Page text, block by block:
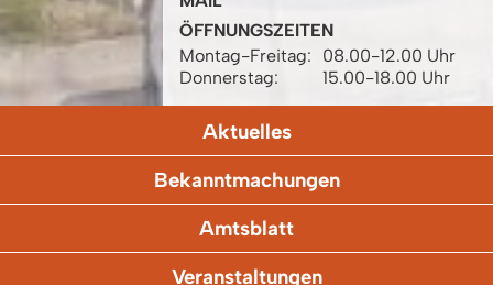
ÖFFNUNGSZEITEN
Montag-Freitag:
08.00-12.00 Uhr
Donnerstag:
15.00-18.00 Uhr
Aktuelles
Bekanntmachungen
Amtsblatt
Veranstaltungen